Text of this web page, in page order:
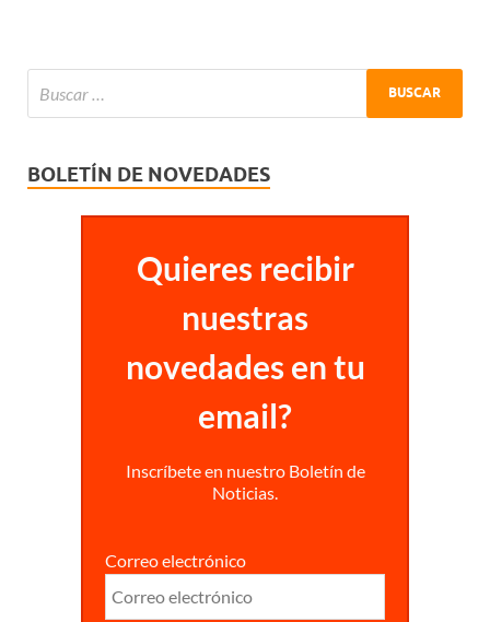
BOLETÍN DE NOVEDADES
Quieres recibir
nuestras
novedades en tu
email?
Inscríbete en nuestro Boletín de
Noticias.
Correo electrónico